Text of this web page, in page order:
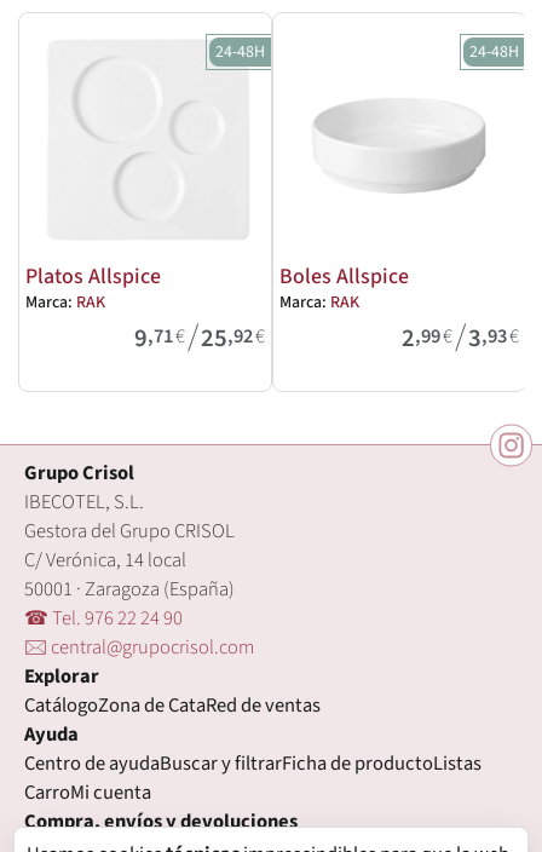
24-48H
Platos Allspice
Marca: RAK
9,71€/25,92€
24-48H
Boles Allspice
Marca: RAK
2,99€/3,93€
Grupo Crisol
IBECOTEL, S.L.
Gestora del Grupo CRISOL
C/ Verónica, 14 local
50001 · Zaragoza (España)
☎ Tel. 976 22 24 90
🖂 central@grupocrisol.com
Explorar
CatálogoZona de CataRed de ventas
Ayuda
Centro de ayudaBuscar y filtrarFicha de productoListas
CarroMi cuenta
Compra, envíos y devoluciones